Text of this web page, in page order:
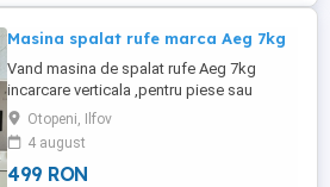
Masina spalat rufe marca Aeg 7kg
Vand masina de spalat rufe Aeg 7kg
incarcare verticala ,pentru piese sau
reconditionare ,ax cuva parte stanga rupt
,restul componentelor in stare foarte
buna,perfect functionale
Otopeni, Ilfov
4 august
499 RON